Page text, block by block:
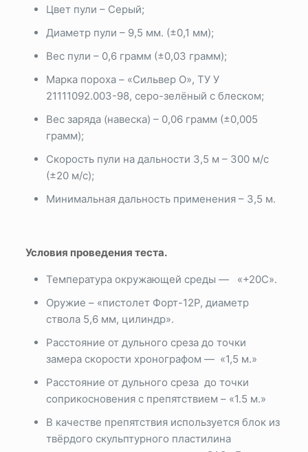
Цвет пули – Серый;
Диаметр пули – 9,5 мм. (±0,1 мм);
Вес пули – 0,6 грамм (±0,03 грамм);
Марка пороха – «Сильвер О», ТУ У
21111092.003-98, серо-зелёный с блеском;
Вес заряда (навеска) – 0,06 грамм (±0,005
грамм);
Скорость пули на дальности 3,5 м – 300 м/с
(±20 м/с);
Минимальная дальность применения – 3,5 м.
Условия проведения теста.
Температура окружающей среды — «+20С».
Оружие – «пистолет Форт-12Р, диаметр
ствола 5,6 мм, цилиндр».
Расстояние от дульного среза до точки
замера скорости хронографом — «1,5 м.»
Расстояние от дульного среза до точки
соприкосновения с препятствием – «1.5 м.»
В качестве препятствия используется блок из
твёрдого скульптурного пластилина